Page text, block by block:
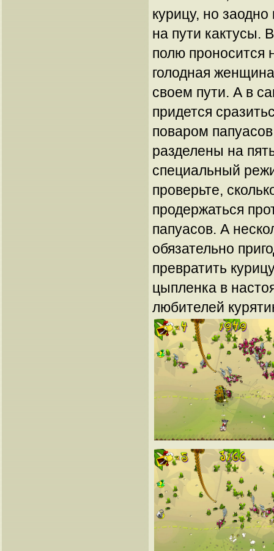
курицу, но
на пути кактусы.
полю проносится
голодная
своем пути. А в
придется
поваром
разделены на
специальный
проверьте,
продержаться
папуасов. А
обязательно
превратить
цыпленка в
любителей